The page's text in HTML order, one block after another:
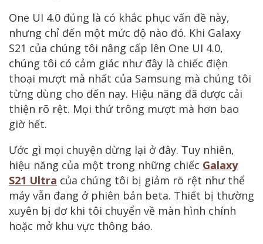
One UI 4.0 đúng là có khắc phục vấn đề này,
nhưng chỉ đến một mức độ nào đó. Khi Galaxy
S21 của chúng tôi nâng cấp lên One UI 4.0,
chúng tôi có cảm giác như đây là chiếc điện
thoại mượt mà nhất của Samsung mà chúng tôi
từng dùng cho đến nay. Hiệu năng đã được cải
thiện rõ rệt. Mọi thứ trông mượt mà hơn bao
giờ hết.
Ước gì mọi chuyện dừng lại ở đây. Tuy nhiên,
hiệu năng của một trong những chiếc Galaxy
S21 Ultra của chúng tôi bị giảm rõ rệt như thể
máy vẫn đang ở phiên bản beta. Thiết bị thường
xuyên bị đơ khi tôi chuyển về màn hình chính
hoặc mở khu vực thông báo.